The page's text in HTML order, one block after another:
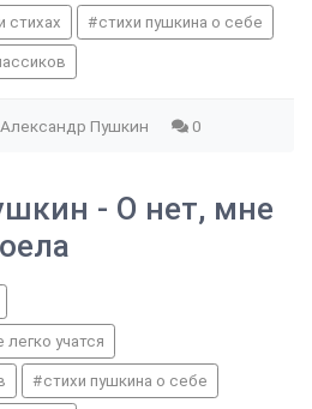
стихах стихи пушкина о себе
Александр Пушкин 0
- О нет, мне
учатся
стихи пушкина о себе